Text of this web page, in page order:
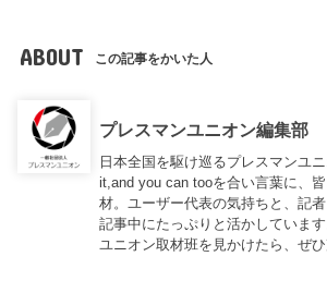
ABOUT この記事をかいた人
プレスマンユニオン編集部
日本全国を駆け巡るプレスマンユ
it,and you can tooを合い言葉に、
材。ユーザー代表の気持ちと、記者
記事中にたっぷりと活かしていま
ユニオン取材班を見かけたら、ぜ